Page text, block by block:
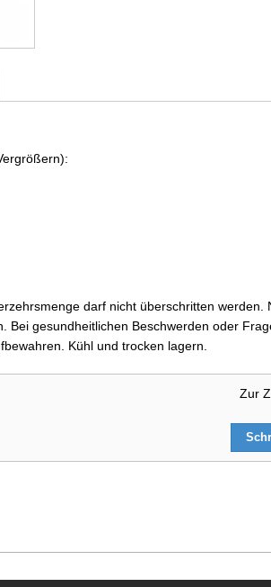
darf nicht überschritten
Bei gesundheitlichen Beschwerden oder
Kühl und trocken lagern.
Zur